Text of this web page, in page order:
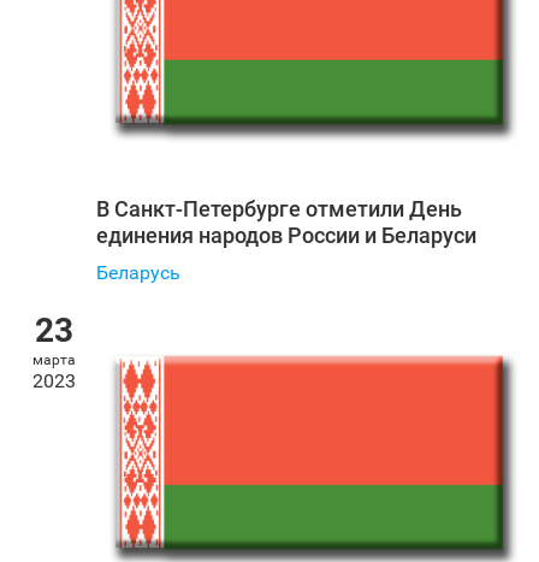
В Санкт‑Петербурге отметили День
единения народов России и Беларуси
Беларусь
23
марта
2023